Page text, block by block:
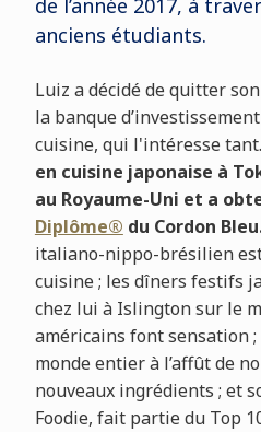
de l’année 2017, à
anciens étudiants.
Luiz a décidé de quitter
la banque
cuisine, qui l'intéresse tant.
en cuisine japonaise à
au Royaume-Uni et a
Diplôme® du Cordon
italiano-nippo-brésilien est
cuisine ; les dîners festifs
chez lui à Islington sur le
américains font sensation
monde entier à l’affût de
nouveaux ingrédients ; et
Foodie, fait partie du Top